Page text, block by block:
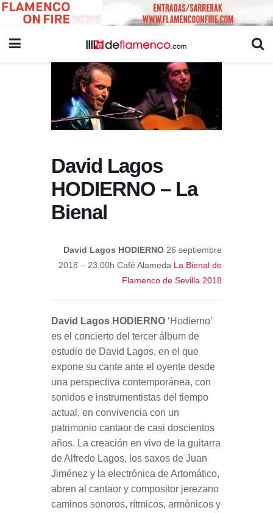
David Lagos
HODIERNO – La
Bienal
David Lagos HODIERNO 26 septiembre
2018 – 23.00h Café Alameda La Bienal de
Flamenco de Sevilla 2018
David Lagos HODIERNO ‘Hodierno’
es el concierto del tercer álbum de
estudio de David Lagos, en el que
expone su cante ante el oyente desde
una perspectiva contemporánea, con
sonidos e instrumentistas del tiempo
actual, en convivencia con un
patrimonio cantaor de casi doscientos
años. La creación en vivo de la guitarra
de Alfredo Lagos, los saxos de Juan
Jiménez y la electrónica de Artomático,
abren al cantaor y compositor jerezano
caminos sonoros, rítmicos, armónicos y